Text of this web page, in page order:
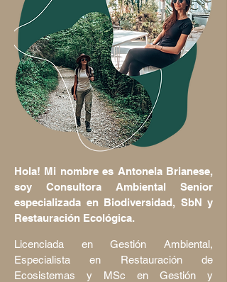
Hola! Mi nombre es Antonela Brianese,
soy Consultora Ambiental Senior
especializada en Biodiversidad, SbN y
Restauración Ecológica.
Licenciada en Gestión Ambiental,
Especialista en Restauración de
Ecosistemas y MSc en Gestión y
Your 14 days trial has
expired.
The trial's over, but the show must go
on! 🎬 Upgrade now to keep your web
masterpiece in the spotlight.